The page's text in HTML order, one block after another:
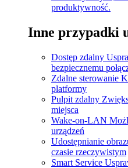
produktywność.
Inne przypadki
Dostęp zdalny
bezpiecznemu
Zdalne sterowanie
platformy
Pulpit zdalny
miejsca
Wake-on-LAN
urządzeń
Udostępnianie
czasie rzeczywistym
Smart Service